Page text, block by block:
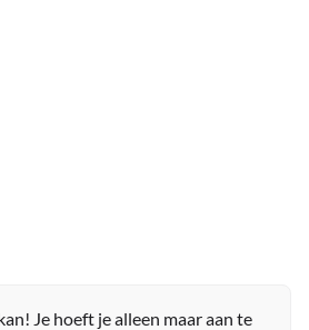
Je hoeft je alleen maar aan te